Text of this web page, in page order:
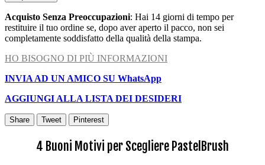
Acquisto Senza Preoccupazioni: Hai 14 giorni di tempo per
restituire il tuo ordine se, dopo aver aperto il pacco, non sei
completamente soddisfatto della qualità della stampa.
HO BISOGNO DI PIÙ INFORMAZIONI
INVIA AD UN AMICO SU WhatsApp
AGGIUNGI ALLA LISTA DEI DESIDERI
Share Tweet Pinterest
4 Buoni Motivi per Scegliere PastelBrush